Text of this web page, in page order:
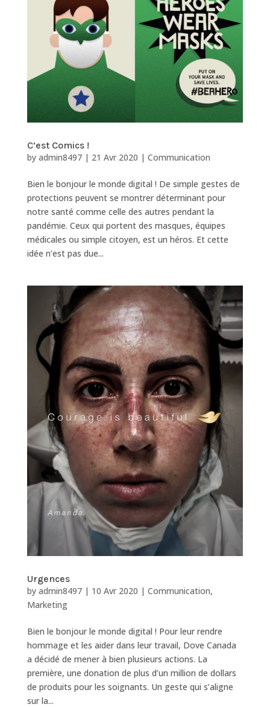
C’est Comics !
by admin8497| 21 Avr 2020 | Communication
Bien le bonjour le monde digital ! De simple gestes de
protections peuvent se montrer déterminant pour
notre santé comme celle des autres pendant la
pandémie. Ceux qui portent des masques, équipes
médicales ou simple citoyen, est un héros. Et cette
idée n’est pas due...
Urgences
by admin8497| 10 Avr 2020 | Communication,
Marketing
Bien le bonjour le monde digital ! Pour leur rendre
hommage et les aider dans leur travail, Dove Canada
a décidé de mener à bien plusieurs actions. La
première, une donation de plus d’un million de dollars
de produits pour les soignants. Un geste qui s’aligne
sur la...